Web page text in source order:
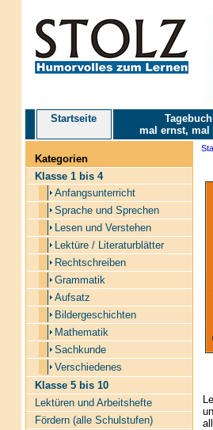
Startseite
mal ernst, mal
Kategorien
Klasse 1 bis 4
Anfangsunterricht
Sprache und Sprechen
Lesen und Verstehen
Lektüre / Literaturblätter
Rechtschreiben
Grammatik
Aufsatz
Bildergeschichten
Mathematik
Sachkunde
Verschiedenes
Klasse 5 bis 10
Lektüren und Arbeitshefte
Fördern (alle Schulstufen)